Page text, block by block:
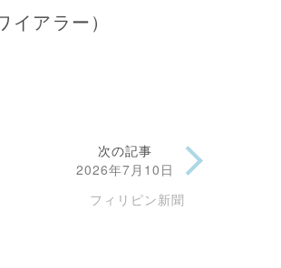
アラー）
次の記事
2026年7月10日
フィリピン新聞